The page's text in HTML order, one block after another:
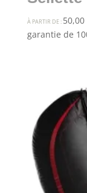
À PARTIR DE : 50,00
garantie de